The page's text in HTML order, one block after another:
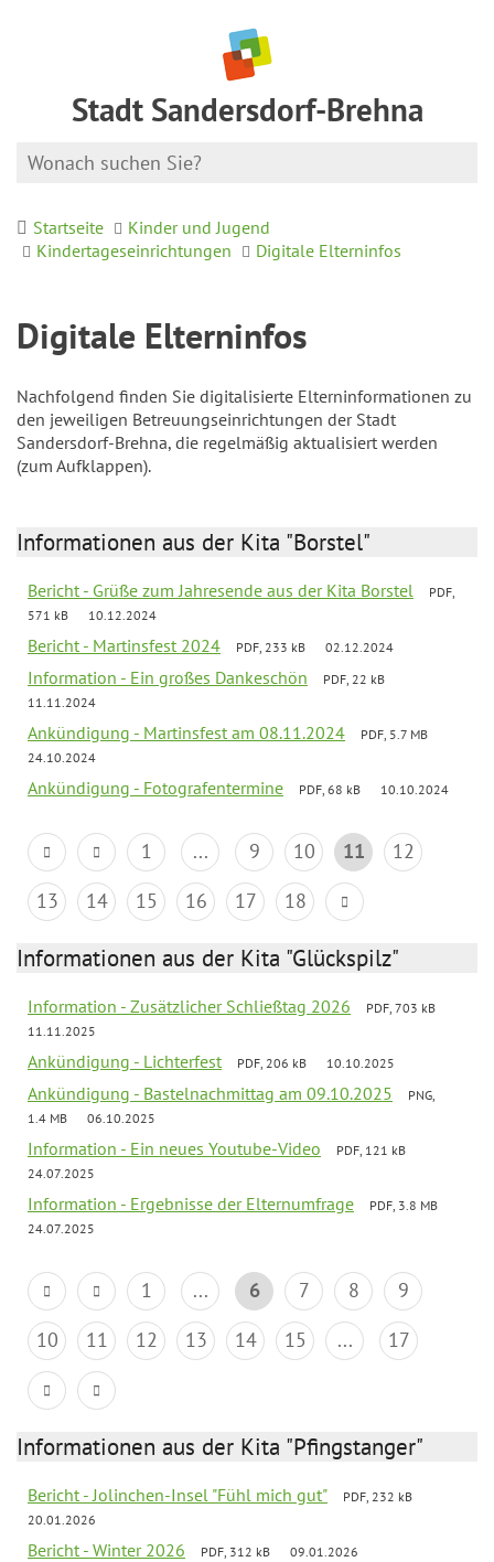
Stadt Sandersdorf-Brehna
Startseite
Kinder und Jugend
Kindertageseinrichtungen
Digitale Elterninfos
Digitale Elterninfos
Nachfolgend finden Sie digitalisierte Elterninformationen zu
den jeweiligen Betreuungseinrichtungen der Stadt
Sandersdorf-Brehna, die regelmäßig aktualisiert werden
(zum Aufklappen).
Informationen aus der Kita "Borstel"
Bericht - Grüße zum Jahresende aus der Kita Borstel
PDF,
571 kB
10.12.2024
Bericht - Martinsfest 2024 PDF, 233 kB 02.12.2024
Information - Ein großes Dankeschön
PDF, 22 kB
11.11.2024
Ankündigung - Martinsfest am 08.11.2024
PDF, 5.7 MB
24.10.2024
Ankündigung - Fotografentermine PDF, 68 kB 10.10.2024
1 ... 9 10 11
12
13
14 15 16 17 18
Informationen aus der Kita "Glückspilz"
Information - Zusätzlicher Schließtag 2026
PDF, 703 kB
11.11.2025
Ankündigung - Lichterfest PDF, 206 kB 10.10.2025
Ankündigung - Bastelnachmittag am 09.10.2025
PNG,
1.4 MB
06.10.2025
Information - Ein neues Youtube-Video
PDF, 121 kB
24.07.2025
Information - Ergebnisse der Elternumfrage
PDF, 3.8 MB
24.07.2025
1 ... 6 7 8
9
10
11 12 13 14 15 ... 17
Informationen aus der Kita "Pfingstanger"
Bericht - Jolinchen-Insel "Fühl mich gut"
PDF, 232 kB
20.01.2026
Bericht - Winter 2026 PDF, 312 kB 09.01.2026